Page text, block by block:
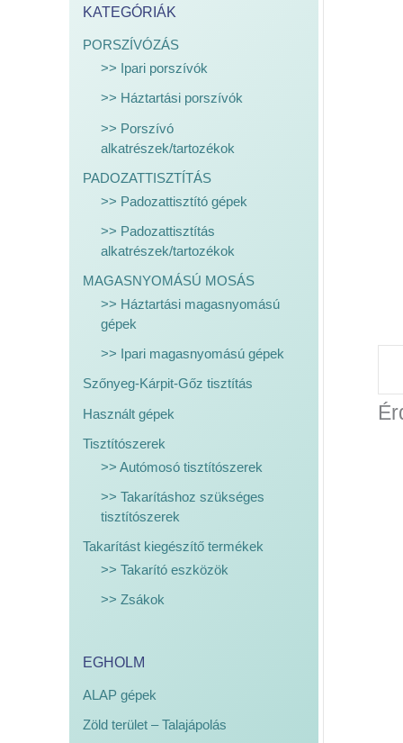
KATEGÓRIÁK
PORSZÍVÓZÁS
>> Ipari porszívók
>> Háztartási porszívók
>> Porszívó
alkatrészek/tartozékok
PADOZATTISZTÍTÁS
>> Padozattisztító gépek
>> Padozattisztítás
alkatrészek/tartozékok
MAGASNYOMÁSÚ MOSÁS
>> Háztartási magasnyomású
gépek
>> Ipari magasnyomású gépek
Szőnyeg-Kárpit-Gőz tisztítás
Használt gépek
Tisztítószerek
>> Autómosó tisztítószerek
>> Takarításhoz szükséges
tisztítószerek
Takarítást kiegészítő termékek
>> Takarító eszközök
>> Zsákok
EGHOLM
ALAP gépek
Zöld terület – Talajápolás